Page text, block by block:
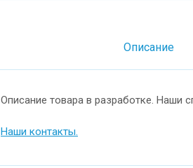
Описание
Описание товара в разработке. Наши
Наши контакты.